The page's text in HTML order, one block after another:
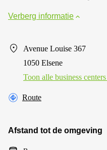
Verberg informatie
Avenue Louise 367
1050 Elsene
Toon alle business
Route
Afstand tot de omgeving